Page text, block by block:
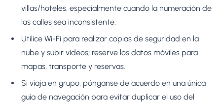
villas/hoteles, especialmente cuando la numeración de
las calles sea inconsistente.
Utilice Wi-Fi para realizar copias de seguridad en la
nube y subir vídeos; reserve los datos móviles para
mapas, transporte y reservas.
Si viaja en grupo, pónganse de acuerdo en una única
guía de navegación para evitar duplicar el uso del